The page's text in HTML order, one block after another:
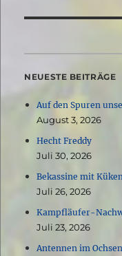
NEUESTE BEITRÄGE
Auf den Spuren
August 3, 2026
Hecht Freddy
Juli 30, 2026
Bekassine mit Küken
Juli 26, 2026
Kampfläufer-
Juli 23, 2026
Antennen im